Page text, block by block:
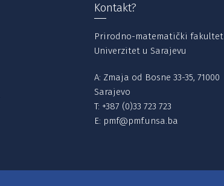
Kontakt?
Prirodno-matematički fakultet
Univerzitet u Sarajevu
A: Zmaja od Bosne 33-35, 71000
Sarajevo
T: +387 (0)33 723 723
E: pmf@pmf.unsa.ba